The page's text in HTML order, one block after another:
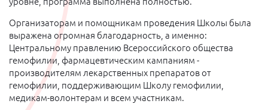
Организаторам и помощникам проведения Школы была
выражена огромная благодарность, а именно:
Центральному правлению Всероссийского общества
гемофилии, фармацевтическим кампаниям -
производителям лекарственных препаратов от
гемофилии, поддерживающим Школу гемофилии,
медикам-волонтерам и всем участникам.